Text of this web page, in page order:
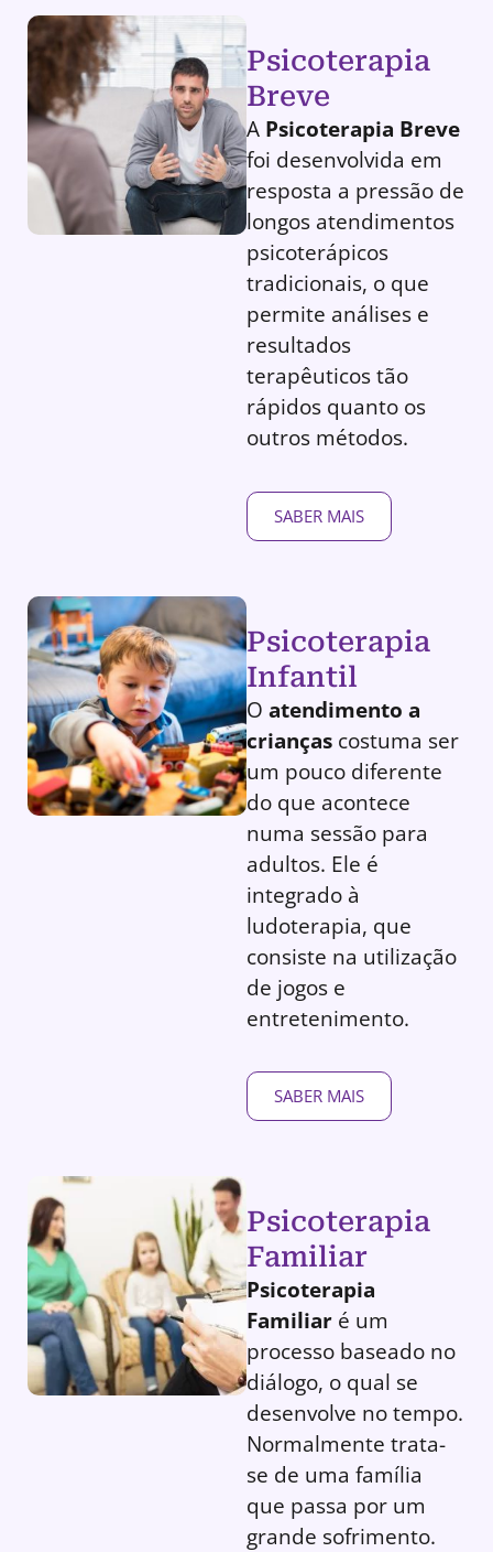
Psicoterapia
Breve
A Psicoterapia Breve
foi desenvolvida em
resposta a pressão de
longos atendimentos
psicoterápicos
tradicionais, o que
permite análises e
resultados
terapêuticos tão
rápidos quanto os
outros métodos.
SABER MAIS
Psicoterapia
Infantil
O atendimento a
crianças costuma ser
um pouco diferente
do que acontece
numa sessão para
adultos. Ele é
integrado à
ludoterapia, que
consiste na utilização
de jogos e
entretenimento.
SABER MAIS
Psicoterapia
Familiar
Psicoterapia
Familiar é um
processo baseado no
diálogo, o qual se
desenvolve no tempo.
Normalmente trata-
se de uma família
que passa por um
grande sofrimento.